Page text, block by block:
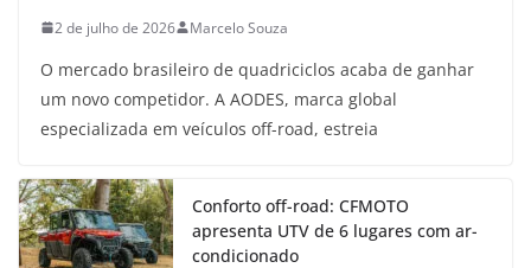
2 de julho de 2026 Marcelo Souza
O mercado brasileiro de quadriciclos acaba de ganhar
um novo competidor. A AODES, marca global
especializada em veículos off-road, estreia
Conforto off-road: CFMOTO
apresenta UTV de 6 lugares com ar-
condicionado